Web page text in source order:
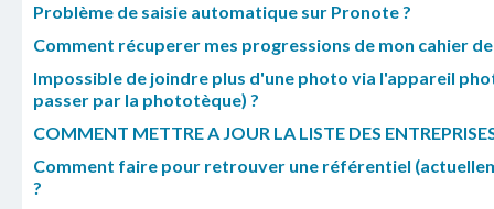
Problème de saisie automatique sur Pronote ?
Comment récuperer mes progressions de mon cahier
Impossible de joindre plus d'une photo via l'appareil
passer par la phototèque) ?
COMMENT METTRE A JOUR LA LISTE DES
Comment faire pour retrouver une référentiel
?